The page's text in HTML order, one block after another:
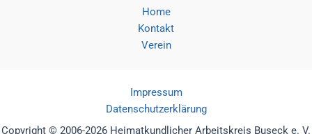
Home
Kontakt
Verein
Impressum
Datenschutzerklärung
Copyright © 2006-2026 Heimatkundlicher Arbeitskreis Buseck e. V.